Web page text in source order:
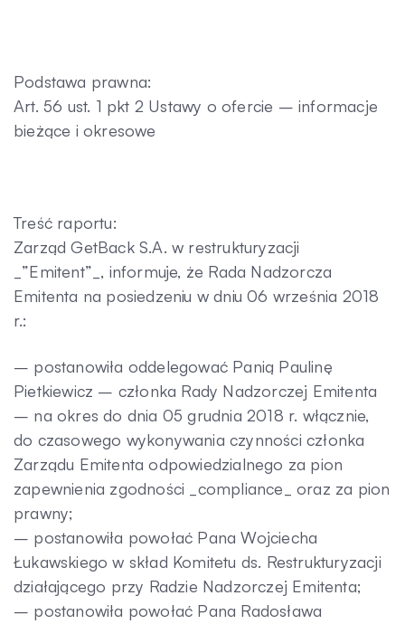
Podstawa prawna:
Art. 56 ust. 1 pkt 2 Ustawy o ofercie – informacje
bieżące i okresowe
Treść raportu:
Zarząd GetBack S.A. w restrukturyzacji
_”Emitent”_, informuje, że Rada Nadzorcza
Emitenta na posiedzeniu w dniu 06 września 2018
r.:
– postanowiła oddelegować Panią Paulinę
Pietkiewicz – członka Rady Nadzorczej Emitenta
– na okres do dnia 05 grudnia 2018 r. włącznie,
do czasowego wykonywania czynności członka
Zarządu Emitenta odpowiedzialnego za pion
zapewnienia zgodności _compliance_ oraz za pion
prawny;
– postanowiła powołać Pana Wojciecha
Łukawskiego w skład Komitetu ds. Restrukturyzacji
działającego przy Radzie Nadzorczej Emitenta;
– postanowiła powołać Pana Radosława